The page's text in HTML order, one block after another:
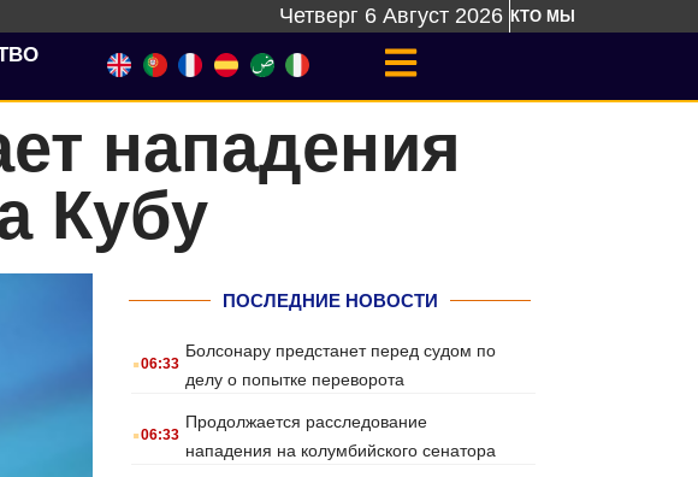
Четверг 6 Август 2026 КТО МЫ
нападения
Кубу
ПОСЛЕДНИЕ НОВОСТИ
.06:33
Болсонару предстанет перед судом по
делу о попытке переворота
.06:33
Продолжается расследование
нападения на колумбийского сенатора